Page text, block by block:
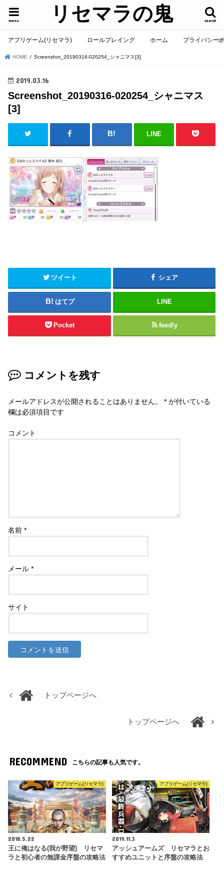
リセマラの鬼 search
menu
アプリゲーム(リセマラ) ロールプレイング ホーム プライバシー
HOME Screenshot_20190316-020254_シャニマス[3]
2019.03.16
Screenshot_20190316-020254_シャニマス
[3]
LINE
ツイート シェア
はてブ LINE
Pocket feedly
コメントを残す
メールアドレスが公開されることはありません。 * が付いている
欄は必須項目です
コメント
名前*
メール*
サイト
トップページへ
トップページへ
RECOMMEND こちらの記事も人気です。
アプリゲーム(リセマラ)
2018.5.22
王に俺はなる(我が野望) リセマ
ラと初心者の無課金序盤の攻略法
アプリゲーム(リセマラ)
2019.11.3
アッシュアームズ リセマラとお
すすめユニットと序盤の攻略法